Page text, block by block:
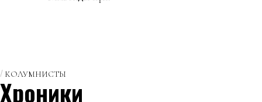
КОЛУМНИСТЫ
Хроники